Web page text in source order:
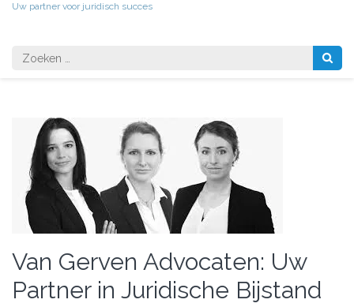
Uw partner voor juridisch succes
Zoeken
naar:
Van Gerven Advocaten: Uw
Partner in Juridische Bijstand